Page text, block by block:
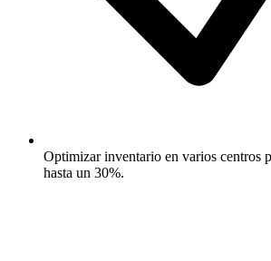
Optimizar inventario en varios centros
hasta un 30%.